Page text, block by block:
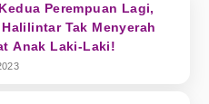
Perempuan Lagi,
Tak Menyerah
Anak Laki-Laki!